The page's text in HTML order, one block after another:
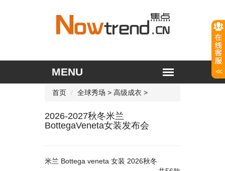
首页 全球秀场 > 高级成衣 >
2026-2027秋冬米兰
BottegaVeneta女装发布会
米兰 Bottega veneta 女装 2026秋冬